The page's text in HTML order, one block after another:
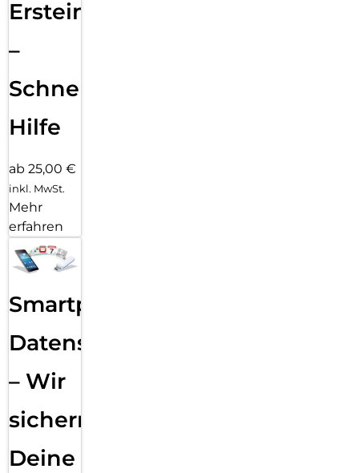
Ersteinrichtung
–
Schnelle
Hilfe
ab 25,00 €
inkl. MwSt.
Mehr
erfahren
Smartphone
Datensicherung
– Wir
sichern
Deine